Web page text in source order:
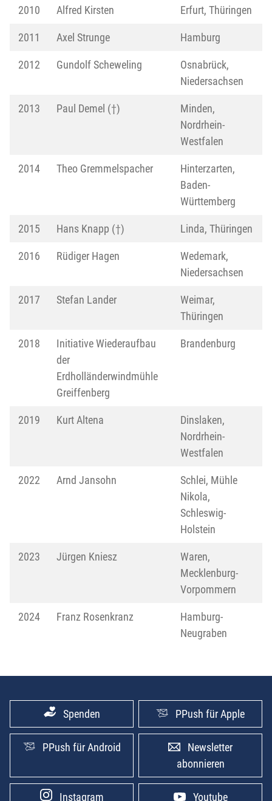
2010 Alfred Kirsten Erfurt, Thüringen
2011 Axel Strunge Hamburg
2012 Gundolf Scheweling
Osnabrück,
Niedersachsen
2013 Paul Demel (†)
Minden,
Nordrhein-
Westfalen
2014 Theo Gremmelspacher
Hinterzarten,
Baden-
Württemberg
2015 Hans Knapp (†) Linda, Thüringen
2016 Rüdiger Hagen
Wedemark,
Niedersachsen
2017 Stefan Lander
Weimar,
Thüringen
2018
Initiative Wiederaufbau
der
Erdholländerwindmühle
Greiffenberg
Brandenburg
2019 Kurt Altena
Dinslaken,
Nordrhein-
Westfalen
2022 Arnd Jansohn
Schlei, Mühle
Nikola,
Schleswig-
Holstein
2023 Jürgen Kniesz
Waren,
Mecklenburg-
Vorpommern
2024 Franz Rosenkranz
Hamburg-
Neugraben
Spenden PPush für Apple
PPush für Android
Newsletter
abonnieren
Instagram Youtube